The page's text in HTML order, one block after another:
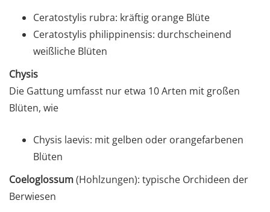
Ceratostylis rubra: kräftig orange Blüte
Ceratostylis philippinensis: durchscheinend
weißliche Blüten
Chysis
Die Gattung umfasst nur etwa 10 Arten mit großen
Blüten, wie
Chysis laevis: mit gelben oder orangefarbenen
Blüten
Coeloglossum(Hohlzungen): typische Orchideen der
Berwiesen